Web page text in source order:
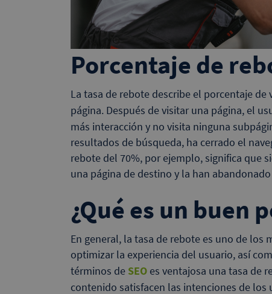
Porcentaje de
La tasa de rebote describe el porcentaje
página. Después de visitar una página, el
más interacción y no visita ninguna
resultados de búsqueda, ha cerrado el
rebote del 70%, por ejemplo, significa que
una página de destino y la han
¿Qué es un buen
En general, la tasa de rebote es uno de
optimizar la experiencia del usuario, así
términos de SEO es ventajosa una tasa de
contenido satisfacen las intenciones de